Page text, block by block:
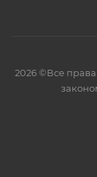
2026 ©Все